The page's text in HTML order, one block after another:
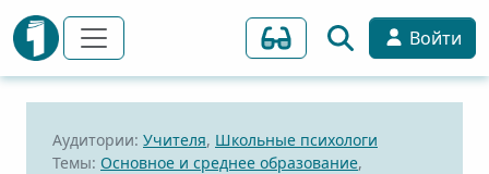
Войти
Аудитории: Учителя, Школьные психологи
Темы: Основное и среднее образование,